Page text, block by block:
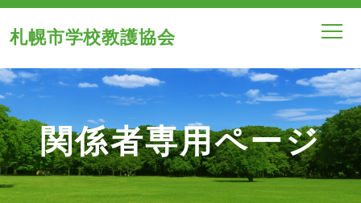
札幌市学校教護協会
関係者専用ページ